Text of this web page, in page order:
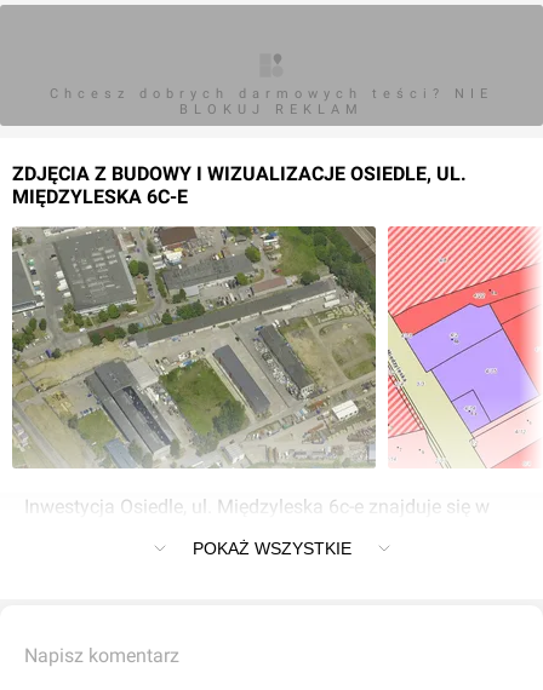
Chcesz dobrych darmowych teści? NIE
BLOKUJ REKLAM
ZDJĘCIA Z BUDOWY I WIZUALIZACJE OSIEDLE, UL.
MIĘDZYLESKA 6C-E
Inwestycja Osiedle, ul. Międzyleska 6c-e znajduje się w
Wrocław przy Międzyleska 6c-e
POKAŻ WSZYSTKIE
Napisz komentarz